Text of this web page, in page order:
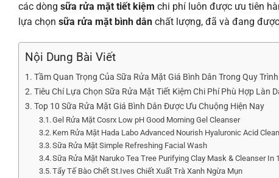
các dòng sữa rửa mặt tiết kiệm chi phí luôn được ưu tiên
lựa chọn sữa rửa mặt bình dân chất lượng, đã và đang
Nội Dung Bài Viết
Tầm Quan Trọng Của Sữa Rửa Mặt Giá Bình Dân Trong Quy
Tiêu Chí Lựa Chọn Sữa Rửa Mặt Tiết Kiệm Chi Phí Phù Hợp Làn
Top 10 Sữa Rửa Mặt Giá Bình Dân Được Ưu Chuộng Hiện Nay
Gel Rửa Mặt Cosrx Low pH Good Morning Gel Cleanser
Kem Rửa Mặt Hada Labo Advanced Nourish Hyaluronic Acid
Sữa Rửa Mặt Simple Refreshing Facial Wash
Sữa Rửa Mặt Naruko Tea Tree Purifying Clay Mask & Cleanser In 1
Tẩy Tế Bào Chết St.Ives Chiết Xuất Trà Xanh Ngừa Mụn